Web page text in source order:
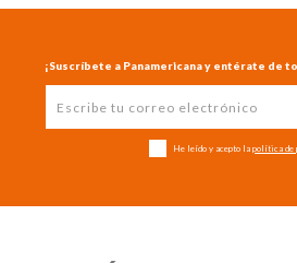
¡Suscríbete a Panamericana y entérate de
He leído y acepto la política de